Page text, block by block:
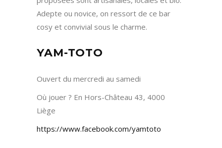
Adepte ou novice, on ressort de ce bar
cosy et convivial sous le charme.
YAM-TOTO
Ouvert du mercredi au samedi
Où jouer ? En Hors-Château 43, 4000
Liège
https://www.facebook.com/yamtoto